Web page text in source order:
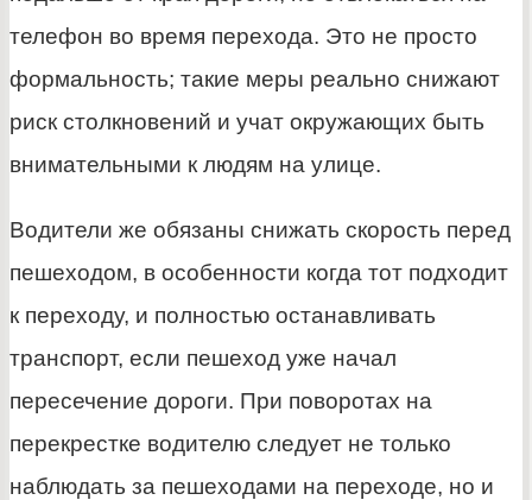
телефон во время перехода. Это не просто
формальность; такие меры реально снижают
риск столкновений и учат окружающих быть
внимательными к людям на улице.
Водители же обязаны снижать скорость перед
пешеходом, в особенности когда тот подходит
к переходу, и полностью останавливать
транспорт, если пешеход уже начал
пересечение дороги. При поворотах на
перекрестке водителю следует не только
наблюдать за пешеходами на переходе, но и